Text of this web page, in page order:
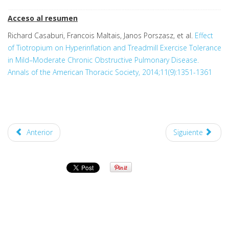
Acceso al resumen
Richard Casaburi, Francois Maltais, Janos Porszasz, et al. Effect
of Tiotropium on Hyperinflation and Treadmill Exercise Tolerance
in Mild–Moderate Chronic Obstructive Pulmonary Disease.
Annals of the American Thoracic Society, 2014;11(9):1351-1361
Anterior Siguiente